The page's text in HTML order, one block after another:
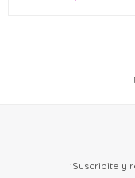
¡Suscribite y